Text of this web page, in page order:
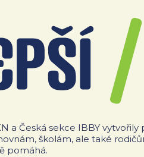
a Česká sekce IBBY
školám, ale také
pomáhá.